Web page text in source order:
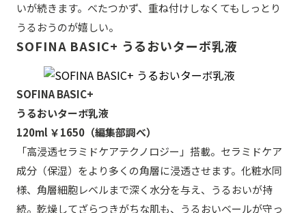
いが続きます。べたつかず、重ね付けしなくてもしっとり
うるおうのが嬉しい。
SOFINA BASIC+ うるおいターボ乳液
SOFINA BASIC+
うるおいターボ乳液
120ml ￥1650（編集部調べ）
「高浸透セラミドケアテクノロジー」搭載。セラミドケア
成分（保湿）をより多くの角層に浸透させます。化粧水同
様、角層細胞レベルまで深く水分を与え、うるおいが持
続。乾燥してざらつきがちな肌も、うるおいベールが守っ